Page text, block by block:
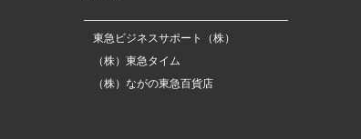
東急ビジネスサポート（株）
（株）東急タイム
（株）ながの東急百貨店